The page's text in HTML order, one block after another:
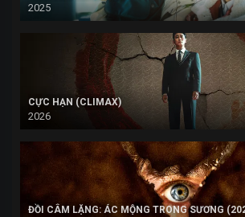
2025
CỰC HẠN (CLIMAX)
2026
ĐỒI CÂM LẶNG: ÁC MỘNG TRONG SƯƠNG